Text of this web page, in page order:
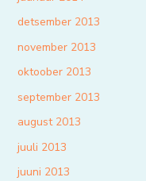
detsember 2013
november 2013
oktoober 2013
september 2013
august 2013
juuli 2013
juuni 2013